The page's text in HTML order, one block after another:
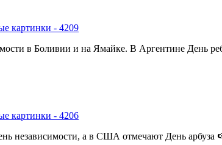
картинки - 4209
в Боливии и на Ямайке. В Аргентине День
картинки - 4206
независимости, а в США отмечают День